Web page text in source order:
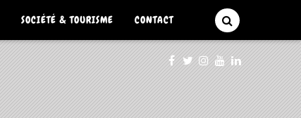
SOCIÉTÉ & TOURISME CONTACT